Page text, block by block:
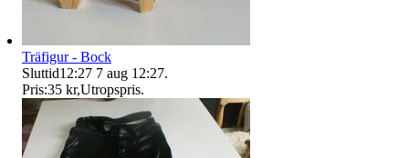
Träfigur - Bock
Sluttid12:27 7 aug 12:27.
Pris:35 kr,Utropspris.